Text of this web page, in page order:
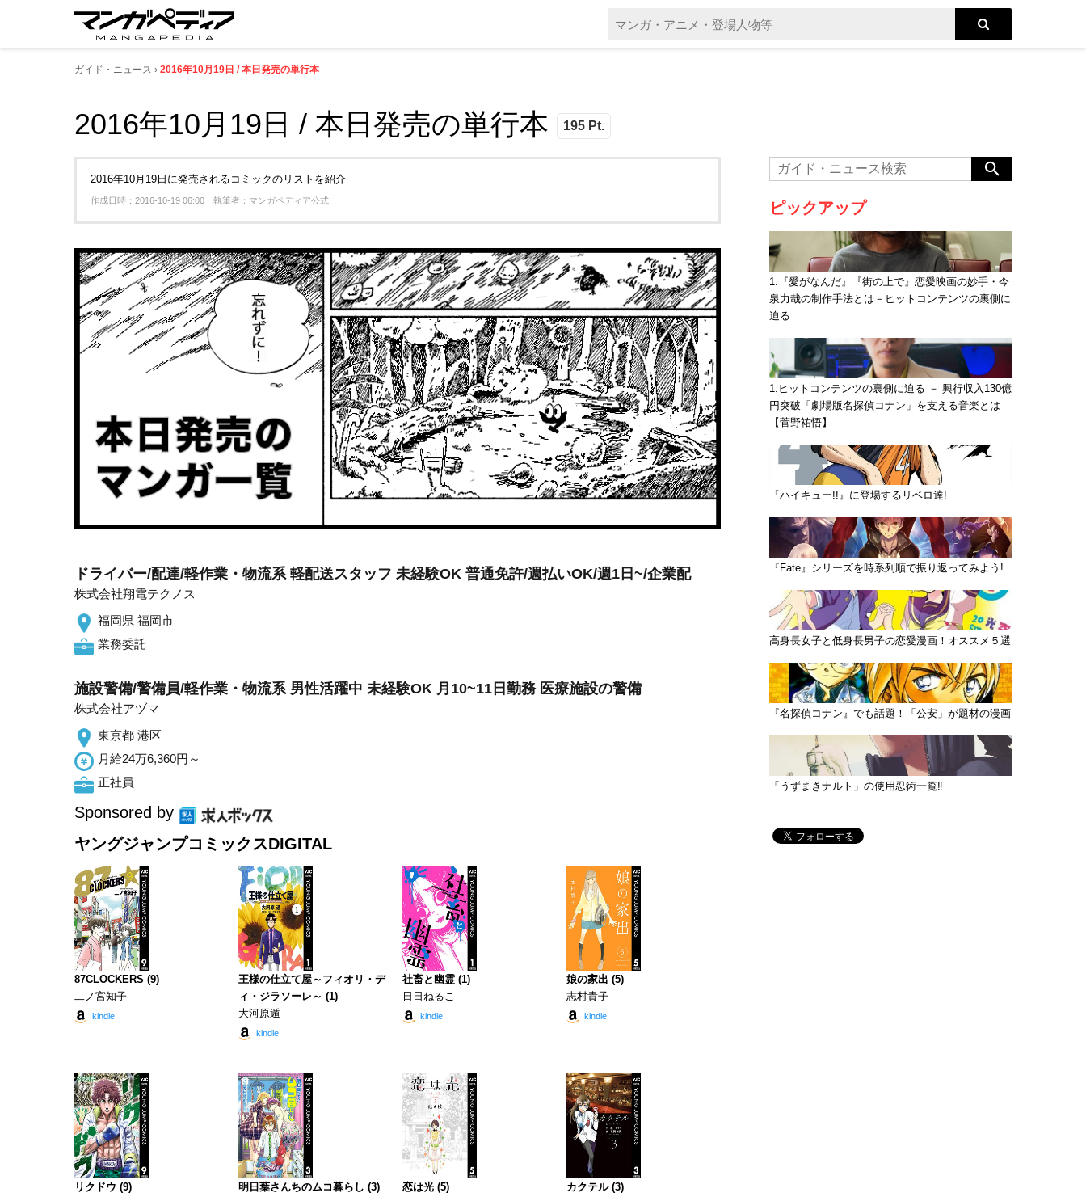
ガイド・ニュース 2016年10月19日 / 本日発売の単行本
2016年10月19日 / 本日発売の単行本 195 Pt.
2016年10月19日に発売されるコミックのリストを紹介
作成日時：2016-10-19 06:00 執筆者：マンガペディア公式
ドライバー/配達/軽作業・物流系 軽配送スタッフ 未経験OK 普通免許/週払いOK/週1日~/企業配
株式会社翔電テクノス
福岡県 福岡市
業務委託
施設警備/警備員/軽作業・物流系 男性活躍中 未経験OK 月10~11日勤務 医療施設の警備
株式会社アヅマ
東京都 港区
月給24万6,360円～
正社員
Sponsored by
ヤングジャンプコミックスDIGITAL
87CLOCKERS (9)
二ノ宮知子
kindle
王様の仕立て屋～フィオリ・デ
ィ・ジラソーレ～ (1)
大河原遁
kindle
社畜と幽霊 (1)
日日ねるこ
kindle
娘の家出 (5)
志村貴子
kindle
リクドウ (9)
明日葉さんちのムコ暮らし (3)
恋は光 (5)
カクテル (3)
ピックアップ
1.『愛がなんだ』『街の上で』恋愛映画の妙手・今
泉力哉の制作手法とは－ヒットコンテンツの裏側に
迫る
1.ヒットコンテンツの裏側に迫る － 興行収入130億
円突破「劇場版名探偵コナン」を支える音楽とは
【菅野祐悟】
『ハイキュー!!』に登場するリベロ達!
『Fate』シリーズを時系列順で振り返ってみよう!
高身長女子と低身長男子の恋愛漫画！オススメ５選
『名探偵コナン』でも話題！「公安」が題材の漫画
「うずまきナルト」の使用忍術一覧‼